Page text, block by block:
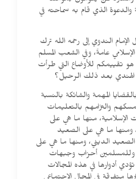
والدعوة الذي قام به سماحته في
الندوي إلى رحمه الله ترك
الإسلامي عامةً، وفي الشعب المسلم
تقييمكم للأوضاع التي طرأت
الهندي بعد ذلك الرحيل؟
المهمة والشائكة بالنسبة
والتزامهم بالتعليمات
الإسلامية، منها ما هي على
ومنها ما هي على الصعيد
الصعيد الديني، ومنها ما هي على
وللمسلمين أحزاب وجبهات
أدوارها في هذه المجالات